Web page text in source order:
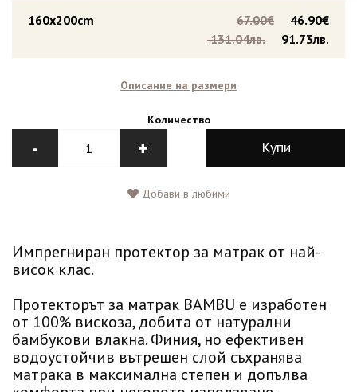
160x200cm 46.90€
67.00€
91.73лв.
131.04лв.
Описание на размери
Количество
- + Купи
Добави в любими
Импрегниран протектор за матрак от най-
висок клас.
Протекторът за матрак BAMBU е изработен
от 100% вискоза, добита от натурални
бамбукови влакна. Финия, но ефективен
водоустойчив вътрешен слой съхранява
матрака в максимална степен и допълва